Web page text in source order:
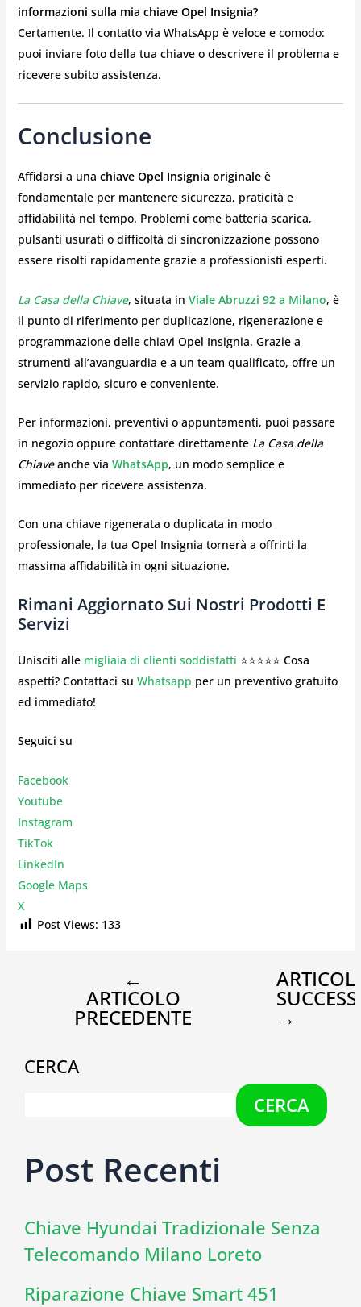
informazioni sulla mia chiave Opel Insignia?
Certamente. Il contatto via WhatsApp è veloce e comodo:
puoi inviare foto della tua chiave o descrivere il problema e
ricevere subito assistenza.
Conclusione
Affidarsi a una chiave Opel Insignia originaleè
fondamentale per mantenere sicurezza, praticità e
affidabilità nel tempo. Problemi come batteria scarica,
pulsanti usurati o difficoltà di sincronizzazione possono
essere risolti rapidamente grazie a professionisti esperti.
La Casa della Chiave, situata in Viale Abruzzi 92 a Milano, è
il punto di riferimento per duplicazione, rigenerazione e
programmazione delle chiavi Opel Insignia. Grazie a
strumenti all’avanguardia e a un team qualificato, offre un
servizio rapido, sicuro e conveniente.
Per informazioni, preventivi o appuntamenti, puoi passare
in negozio oppure contattare direttamente La Casa della
Chiaveanche via WhatsApp, un modo semplice e
immediato per ricevere assistenza.
Con una chiave rigenerata o duplicata in modo
professionale, la tua Opel Insignia tornerà a offrirti la
massima affidabilità in ogni situazione.
Rimani Aggiornato Sui Nostri Prodotti E
Servizi
Unisciti alle migliaia di clienti soddisfatti ⭐⭐⭐⭐⭐ Cosa
aspetti? Contattaci su Whatsapp per un preventivo gratuito
ed immediato!
Seguici su
Facebook
Youtube
Instagram
TikTok
LinkedIn
Google Maps
X
Post Views: 133
←
ARTICOLO
PRECEDENTE →
CERCA
CERCA
Post Recenti
Chiave Hyundai Tradizionale Senza
Telecomando Milano Loreto
Riparazione Chiave Smart 451